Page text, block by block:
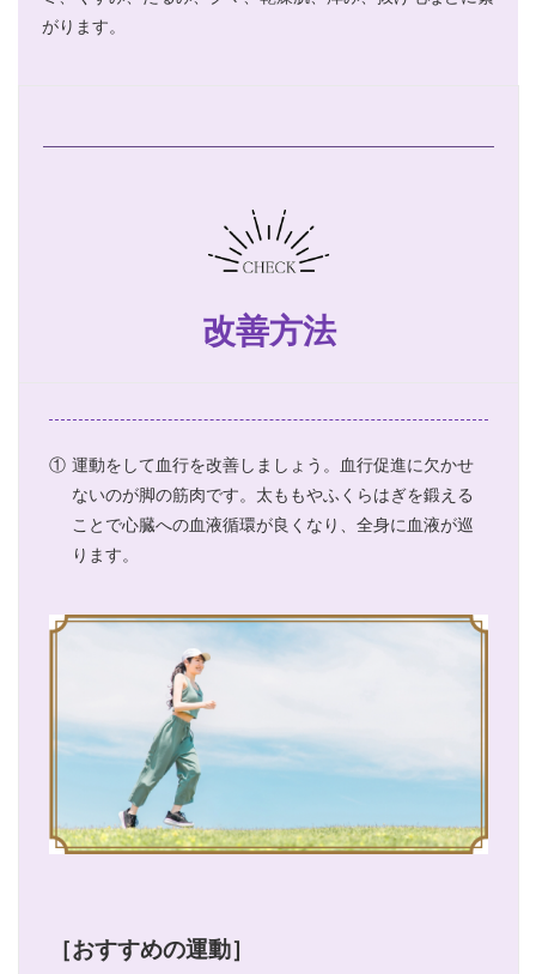
がります。
改善方法
① 運動をして血行を改善しましょう。血行促進に欠かせ
ないのが脚の筋肉です。太ももやふくらはぎを鍛える
ことで心臓への血液循環が良くなり、全身に血液が巡
ります。
［おすすめの運動］